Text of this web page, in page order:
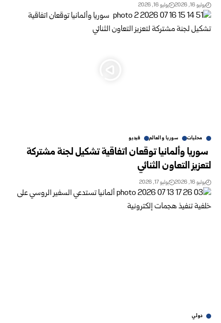
يوليو 16, 2026 يوليو 16, 2026
محليات سوريا والعالم فيديو
سوريا وألمانيا توقعان اتفاقية تشكيل لجنة مشتركة
لتعزيز التعاون الثنائي
يوليو 16, 2026 يوليو 17, 2026
دولي